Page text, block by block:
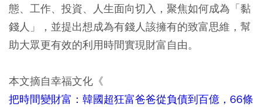
態、工作、投資、人生面向切入，聚焦如何成為「黏
錢人」，並提出想成為有錢人該擁有的致富思維，幫
助大眾更有效的利用時間實現財富自由。
本文摘自幸福文化《
把時間變財富：韓國超狂富爸爸從負債到百億，66條